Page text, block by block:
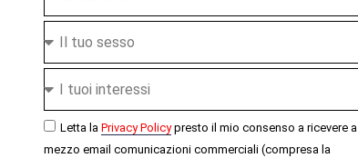
Letta la Privacy Policypresto il mio consenso a ricevere a
mezzo email comunicazioni commerciali (compresa la